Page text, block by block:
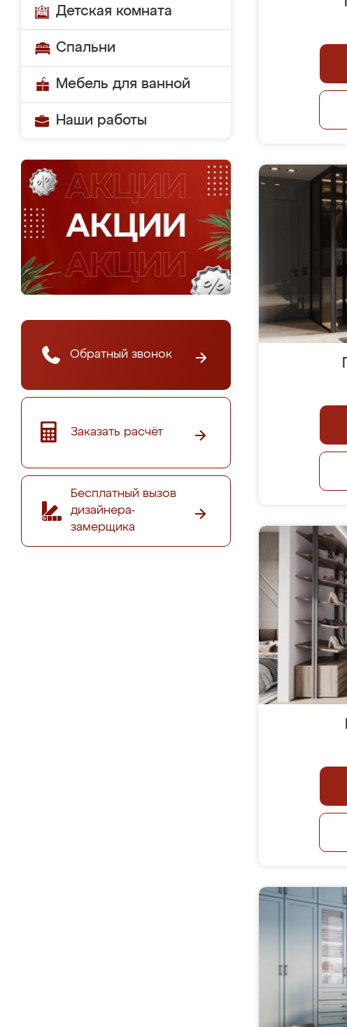
Детская комната
Спальни
Мебель для ванной
Наши работы
Обратный звонок
Заказать расчёт
Бесплатный вызов
дизайнера-
замерщика